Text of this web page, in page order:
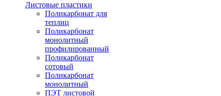
Листовые пластики
Поликарбонат для
теплиц
Поликарбонат
монолитный
профилированный
Поликарбонат
сотовый
Поликарбонат
монолитный
ПЭТ листовой